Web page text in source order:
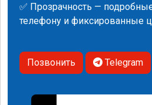
✅ Прозрачность —
телефону и фиксированные
Позвонить Telegram